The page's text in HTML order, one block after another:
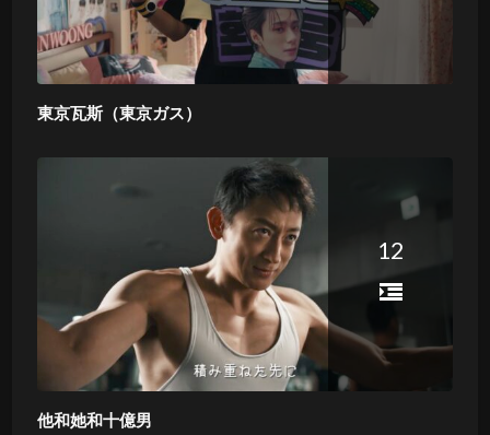
東京瓦斯（東京ガス）
12
他和她和十億男